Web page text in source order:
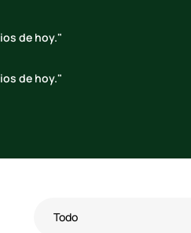
de hoy."
de hoy."
Todo